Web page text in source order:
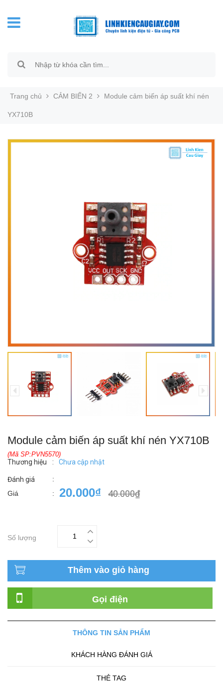
Trang chủ CẢM BIẾN 2 Module cảm biến áp suất khí nén
YX710B
Module cảm biến áp suất khí nén YX710B
(Mã SP:PVN5570)
Thương hiệu : Chưa cập nhật
Đánh giá
:
Giá
: 20.000₫ 40.000₫
Số lượng
Thêm vào giỏ hàng
Gọi điện
THÔNG TIN SẢN PHẨM
KHÁCH HÀNG ĐÁNH GIÁ
THẺ TAG